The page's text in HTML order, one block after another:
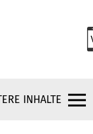
INHALTE